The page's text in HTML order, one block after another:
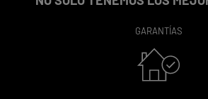
GARANTÍAS